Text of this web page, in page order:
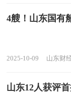
4艘！山东国有
2025-10-09 山东财
山东12人获评